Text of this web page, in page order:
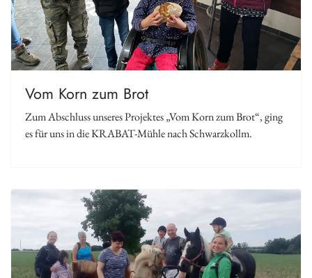
Vom Korn zum Brot
Zum Abschluss unseres Projektes „Vom Korn zum Brot“, ging
es für uns in die KRABAT-Mühle nach Schwarzkollm.